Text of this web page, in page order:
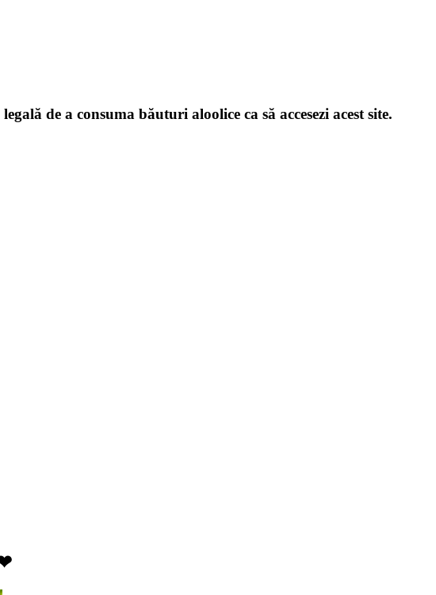
de a consuma băuturi aloolice ca să accesezi acest site.